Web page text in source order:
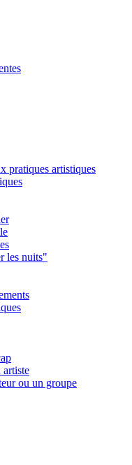
pratiques artistiques
les nuits"
artiste
ou un groupe